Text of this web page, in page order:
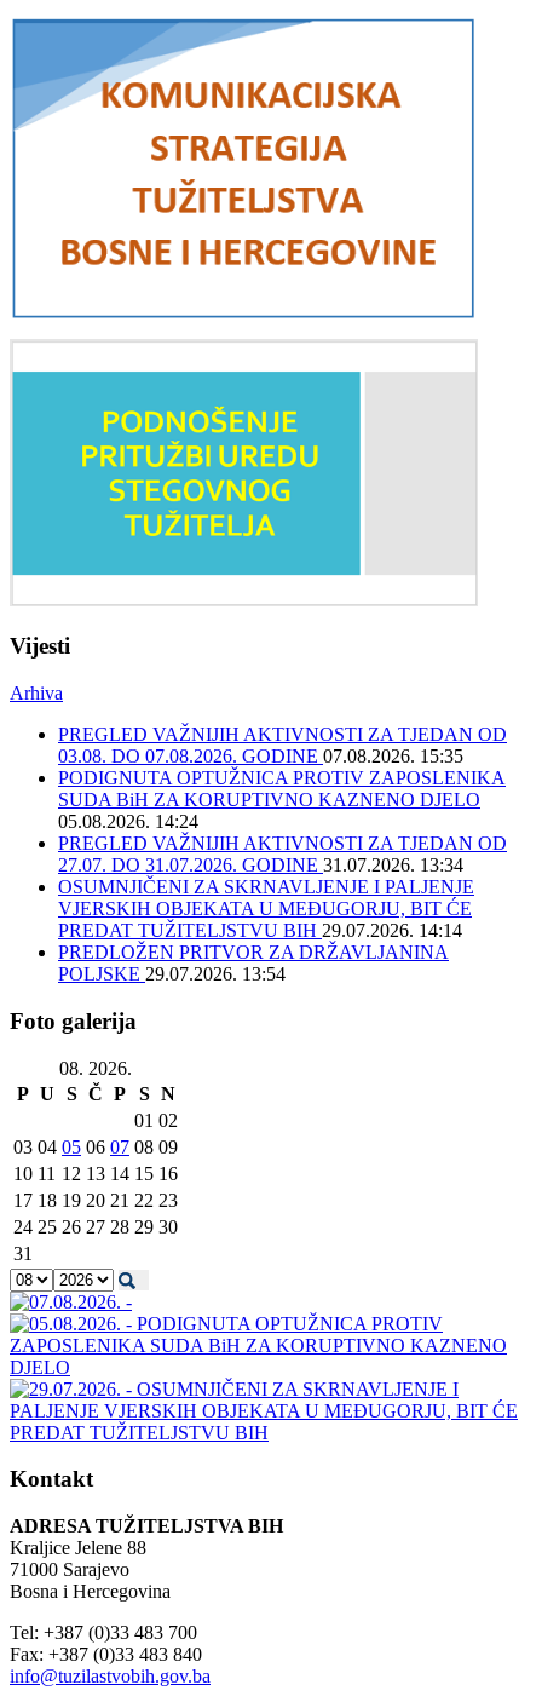
Vijesti
Arhiva
PREGLED VAŽNIJIH AKTIVNOSTI ZA TJEDAN OD
03.08. DO 07.08.2026. GODINE 07.08.2026. 15:35
PODIGNUTA OPTUŽNICA PROTIV ZAPOSLENIKA
SUDA BiH ZA KORUPTIVNO KAZNENO DJELO
05.08.2026. 14:24
PREGLED VAŽNIJIH AKTIVNOSTI ZA TJEDAN OD
27.07. DO 31.07.2026. GODINE 31.07.2026. 13:34
OSUMNJIČENI ZA SKRNAVLJENJE I PALJENJE
VJERSKIH OBJEKATA U MEĐUGORJU, BIT ĆE
PREDAT TUŽITELJSTVU BIH 29.07.2026. 14:14
PREDLOŽEN PRITVOR ZA DRŽAVLJANINA
POLJSKE 29.07.2026. 13:54
Foto galerija
08. 2026.
P U S Č P S N
01 02
03 04 05 06 07 08 09
10 11 12 13 14 15 16
17 18 19 20 21 22 23
24 25 26 27 28 29 30
31
Kontakt
ADRESA TUŽITELJSTVA BIH
Kraljice Jelene 88
71000 Sarajevo
Bosna i Hercegovina
Tel: +387 (0)33 483 700
Fax: +387 (0)33 483 840
info@tuzilastvobih.gov.ba